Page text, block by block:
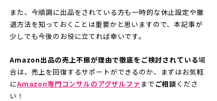
また、今順調に出品をされている方も一時的な休止設定や撤
退方法を知っておくことは重要かと思いますので、本記事が
少しでも今後のお役に立てれば幸いです。
Amazon出品の売上不振が理由で徹底をご検討されている場
合は、売上を回復するサポートができるのか、まずはお気軽
にAmazon専門コンサルのアグザルファ まで ご相談 くださ
い！